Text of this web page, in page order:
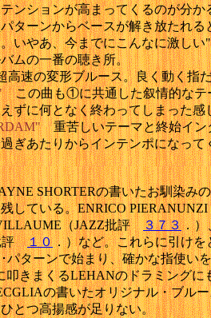
ンションが高まってくるのが分
ターンからベースが解き放たれ
いやあ、今までにこんなに激し
ムの一番の聴き所。
速の変形ブルース。良く動く指
この曲も①に共通した叙情的なテ
ずに何となく終わってしまった感
重苦しいテーマと終始イン
ぎあたりからインテンポになっ
SHORTERの書いたお馴染み
している。ENRICO
（JAZZ批評３７３．）
評１０．）など。これらに引け
パターンで始まり、確かな指使い
叩きまくるLEHANのドラミングに
の書いたオリジナル・ブルー
とつ高揚感が足りない。